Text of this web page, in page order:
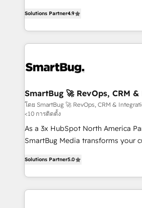
unlock efficiency at scale. From
intelligence to conversational AI,
action and automation into
accreditations
Operating System (GTM OS) to
and engineer a portal that drives
revenue velocity. 🚀 GTM Strategy & Alignment
stalling growth. Fix your ICP, Math,
Scalable Architecture: Zero-
across all Hubs, validated by our 7
Accreditations. AI-Powered RevOps: Breeze AI,
custom AI agents, and high-
total reporting clarity. Security & Compliance: SOC 2
security. 🏆 Why Bluleadz? GTM OS Partner | 16+
Years Experience | 1,000+ Five-
Solutions Partner4.9
SmartBug 🚀 RevOps, CRM
Experts
โดย SmartBug 🚀 RevOps, CRM &
<10 การติดตั้ง
As a 3x HubSpot North America
SmartBug Media transforms your
includes specialized divisions
Software) and Point Success
making this the official home for all
Solutions Partner5.0